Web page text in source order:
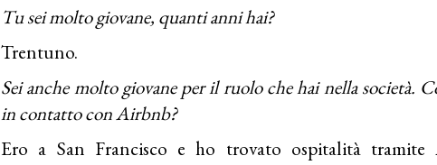
Tu sei molto giovane, quanti anni hai?
Trentuno.
Sei anche molto giovane per il ruolo che hai nella società.
in contatto con Airbnb?
Ero a San Francisco e ho trovato ospitalità